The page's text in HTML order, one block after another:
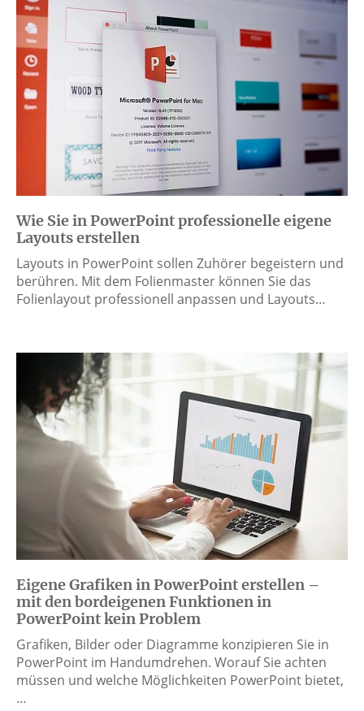
Wie Sie in PowerPoint professionelle eigene
Layouts erstellen
Layouts in PowerPoint sollen Zuhörer begeistern und
berühren. Mit dem Folienmaster können Sie das
Folienlayout professionell anpassen und Layouts…
Eigene Grafiken in PowerPoint erstellen –
mit den bordeigenen Funktionen in
PowerPoint kein Problem
Grafiken, Bilder oder Diagramme konzipieren Sie in
PowerPoint im Handumdrehen. Worauf Sie achten
müssen und welche Möglichkeiten PowerPoint bietet,
…